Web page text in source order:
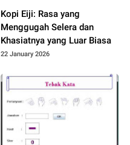
Kopi Eiji: Rasa yang
Menggugah Selera dan
Khasiatnya yang Luar Biasa
22 January 2026